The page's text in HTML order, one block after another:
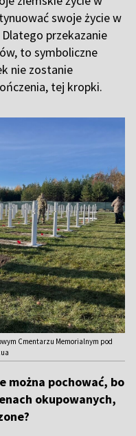
swoje życie w
przekazanie
to symboliczne
nie zostanie
tej kropki.
Cmentarzu Memorialnym pod
można pochować, bo
okupowanych,